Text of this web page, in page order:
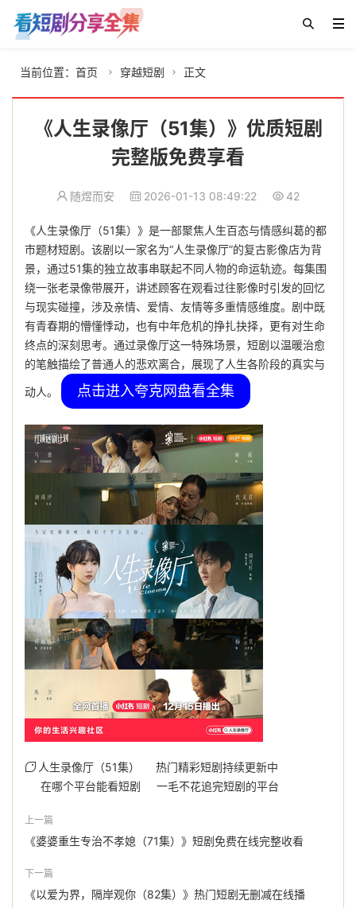
当前位置： 首页  穿越短剧  正文
《人生录像厅（51集）》优质短剧
完整版免费享看
随煜而安 2026-01-13 08:49:22 42
《人生录像厅（51集）》是一部聚焦人生百态与情感纠葛的都
市题材短剧。该剧以一家名为“人生录像厅”的复古影像店为背
景，通过51集的独立故事串联起不同人物的命运轨迹。每集围
绕一张老录像带展开，讲述顾客在观看过往影像时引发的回忆
与现实碰撞，涉及亲情、爱情、友情等多重情感维度。剧中既
有青春期的懵懂悸动，也有中年危机的挣扎抉择，更有对生命
终点的深刻思考。通过录像厅这一特殊场景，短剧以温暖治愈
的笔触描绘了普通人的悲欢离合，展现了人生各阶段的真实与
动人。 点击进入夸克网盘看全集
人生录像厅（51集）
热门精彩短剧持续更新中
在哪个平台能看短剧
一毛不花追完短剧的平台
上一篇
《婆婆重生专治不孝媳（71集）》短剧免费在线完整收看
下一篇
《以爱为界，隔岸观你（82集）》热门短剧无删减在线播